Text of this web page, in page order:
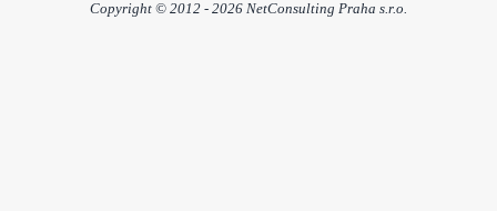
Copyright © 2012 - 2026 NetConsulting Praha s.r.o.